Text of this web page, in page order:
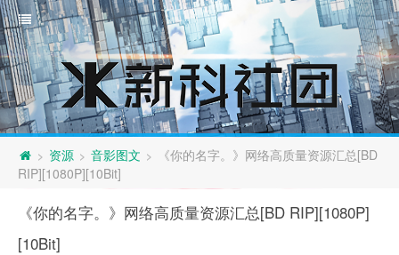
> 资源 > 音影图文 >
《你的名字。》网络高质量资源汇总[BD
RIP][1080P][10Bit]
《你的名字。》网络高质量资源汇总[BD RIP][1080P]
[10Bit]